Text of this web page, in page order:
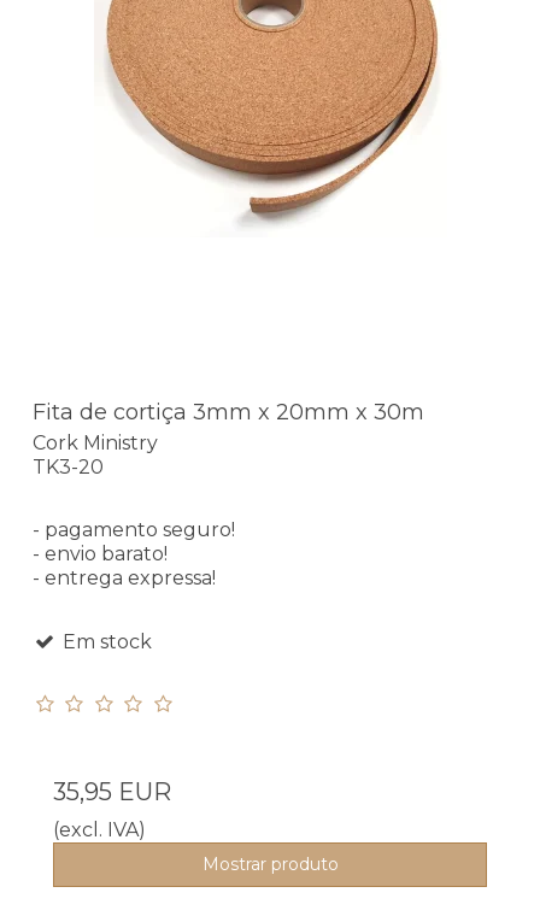
Fita de cortiça 3mm x 20mm x 30m
Cork Ministry
TK3-20
- pagamento seguro!
- envio barato!
- entrega expressa!
Em stock
35,95 EUR
(excl. IVA)
Mostrar produto